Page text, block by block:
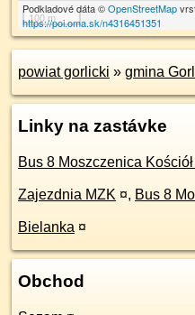
100 m
Podkladové dáta ©OpenStreetMap
https://poi.oma.sk/n4316451351
powiat gorlicki » gmina
Linky na zastávke
Bus 8 Moszczenica
Zajezdnia MZK ¤, Bus 8
Bielanka ¤
Obchod